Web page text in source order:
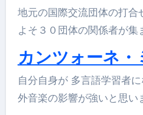
地元の国際交流団体の打合せに出席しました。 お
よそ３０団体の関係者が集
カンツォーネ・
自分自身が 多言語学習者になってしまったのは 海
外音楽の影響が強いと思い